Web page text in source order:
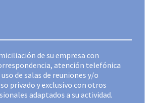
de su empresa con
atención telefónica
de salas de reuniones y/o
privado y exclusivo con otros
adaptados a su actividad.